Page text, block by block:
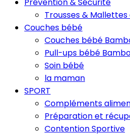
Trousses &
Couches bébé
Couches bébé
Pull-ups bébé
Soin bébé
la maman
SPORT
Compléments
Préparation et
Contention Sportive